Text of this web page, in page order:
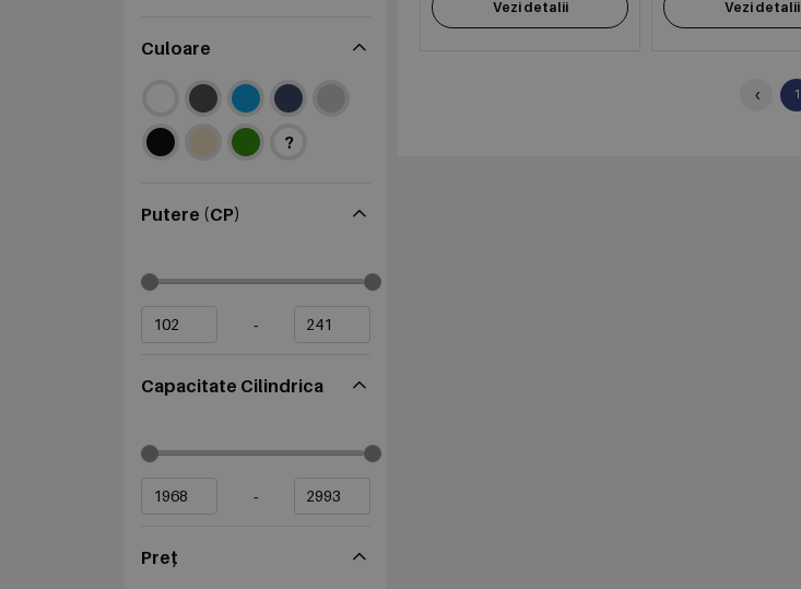
Culoare
?
Putere (CP)
-
Capacitate Cilindrica
-
Preț
Vezi detalii Vezi detalii
‹ 1